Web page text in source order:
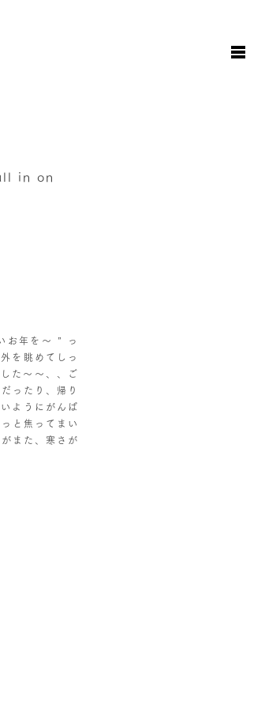
inon
お年を〜 ” っ
を眺めてしっ
た〜〜、、ご
ったり、帰り
ようにがんば
と焦ってまい
また、寒さが